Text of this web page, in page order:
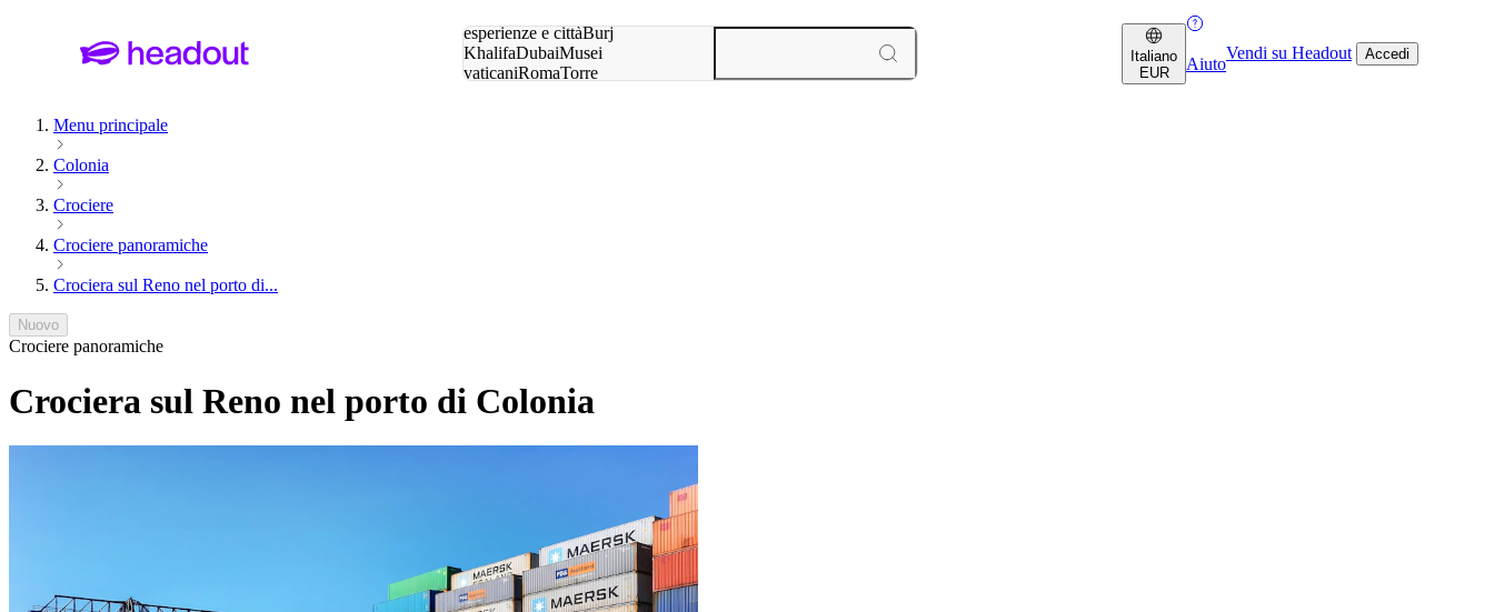
esperienze e cittàBurj
KhalifaDubaiMusei
vaticaniRomaTorre
Italiano
EUR
Aiuto
Vendi su Headout Accedi
Menu principale
Colonia
Crociere
Crociere panoramiche
Crociera sul Reno nel porto di...
Nuovo
Crociere panoramiche
Crociera sul Reno nel porto di Colonia